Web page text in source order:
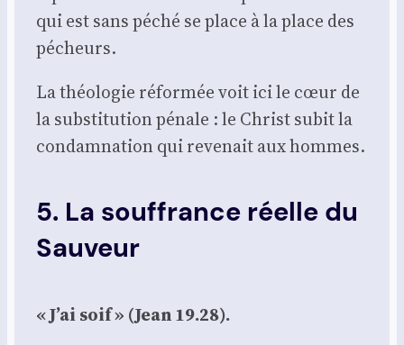
qui est sans péché se place à la place des
pécheurs.
La théo­lo­gie réfor­mée voit ici le cœur de
la sub­sti­tu­tion pénale : le Christ subit la
condam­na­tion qui reve­nait aux hommes.
5. La souffrance réelle du
Sauveur
« J’ai soif » (Jean 19.28).